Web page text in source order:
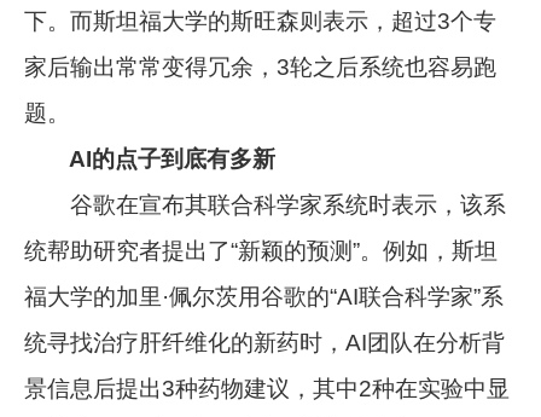
下。而斯坦福大学的斯旺森则表示，超过3个专
家后输出常常变得冗余，3轮之后系统也容易跑
题。
AI的点子到底有多新
谷歌在宣布其联合科学家系统时表示，该系
统帮助研究者提出了“新颖的预测”。例如，斯坦
福大学的加里·佩尔茨用谷歌的“AI联合科学家”系
统寻找治疗肝纤维化的新药时，AI团队在分析背
景信息后提出3种药物建议，其中2种在实验中显